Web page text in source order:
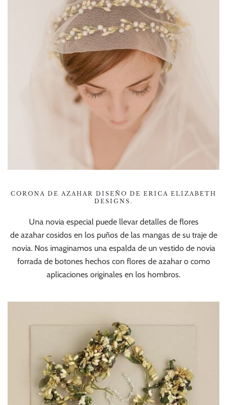
CORONA DE AZAHAR DISEÑO DE ERICA ELIZABETH
DESIGNS.
Una novia especial puede llevar detalles de flores
de azahar cosidos en los puños de las mangas de su traje de
novia. Nos imaginamos una espalda de un vestido de novia
forrada de botones hechos con flores de azahar o como
aplicaciones originales en los hombros.